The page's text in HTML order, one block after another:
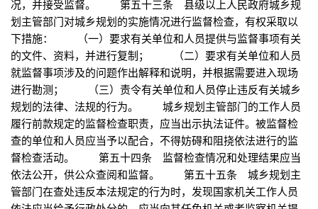
况，并接受监督。 第五十三条 县级以上人民政府城乡规
划主管部门对城乡规划的实施情况进行监督检查，有权采取以
下措施： （一）要求有关单位和人员提供与监督事项有关
的文件、资料，并进行复制； （二）要求有关单位和人员
就监督事项涉及的问题作出解释和说明，并根据需要进入现场
进行勘测； （三）责令有关单位和人员停止违反有关城乡
规划的法律、法规的行为。 城乡规划主管部门的工作人员
履行前款规定的监督检查职责，应当出示执法证件。被监督检
查的单位和人员应当予以配合，不得妨碍和阻挠依法进行的监
督检查活动。 第五十四条 监督检查情况和处理结果应当
依法公开，供公众查阅和监督。 第五十五条 城乡规划主
管部门在查处违反本法规定的行为时，发现国家机关工作人员